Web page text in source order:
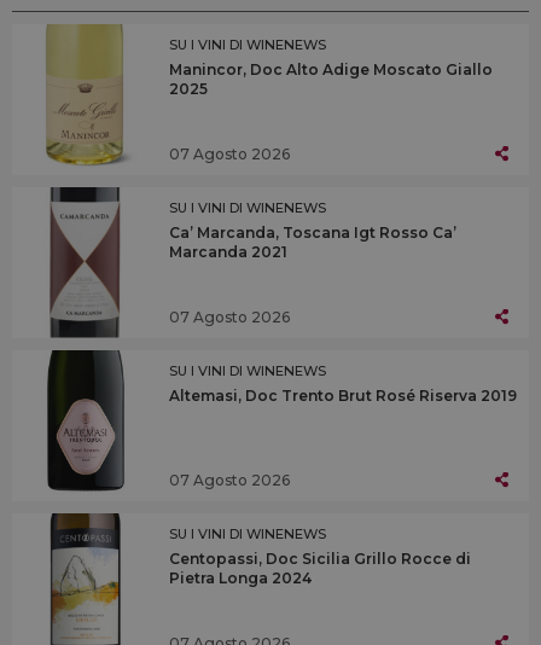
SU I VINI DI WINENEWS
Manincor, Doc Alto Adige Moscato Giallo
2025
07 Agosto 2026
SU I VINI DI WINENEWS
Ca’ Marcanda, Toscana Igt Rosso Ca’
Marcanda 2021
07 Agosto 2026
SU I VINI DI WINENEWS
Altemasi, Doc Trento Brut Rosé Riserva 2019
07 Agosto 2026
SU I VINI DI WINENEWS
Centopassi, Doc Sicilia Grillo Rocce di
Pietra Longa 2024